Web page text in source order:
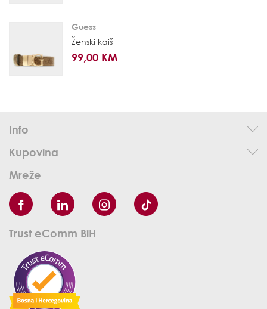
Guess
Ženski kaiš
99,00 KM
Info
Kupovina
Mreže
Trust eComm BiH